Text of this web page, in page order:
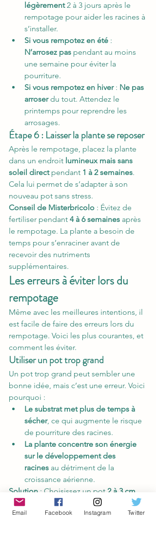
légèrement 2 à 3 jours après le
rempotage pour aider les racines à
s’installer.
Si vous rempotez en été :
N’arrosez pas pendant au moins
une semaine pour éviter la
pourriture.
Si vous rempotez en hiver : Ne pas
arroser du tout. Attendez le
printemps pour reprendre les
arrosages.
Étape 6 : Laisser la plante se reposer
Après le rempotage, placez la plante
dans un endroit lumineux mais sans
soleil direct pendant 1 à 2 semaines.
Cela lui permet de s’adapter à son
nouveau pot sans stress.
Conseil de Misterbricolo : Évitez de
fertiliser pendant 4 à 6 semaines après
le rempotage. La plante a besoin de
temps pour s’enraciner avant de
recevoir des nutriments
supplémentaires.
Les erreurs à éviter lors du
rempotage
Même avec les meilleures intentions, il
est facile de faire des erreurs lors du
rempotage. Voici les plus courantes, et
comment les éviter.
Utiliser un pot trop grand
Un pot trop grand peut sembler une
bonne idée, mais c’est une erreur. Voici
pourquoi :
Le substrat met plus de temps à
sécher, ce qui augmente le risque
de pourriture des racines.
La plante concentre son énergie
sur le développement des
racines au détriment de la
croissance aérienne.
Solution : Choisissez un pot 2 à 3 cm
plus grand
que le précédent.
Utiliser un substrat inadapté
Email Facebook Instagram Twitter